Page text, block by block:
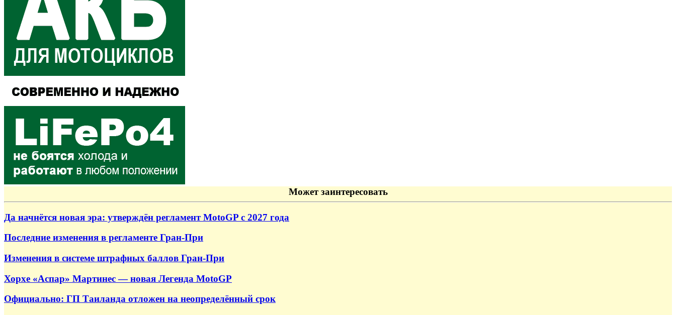
Может заинтересовать
Да начнётся новая эра: утверждён регламент MotoGP с 2027 года
Последние изменения в регламенте Гран-При
Изменения в системе штрафных баллов Гран-При
Хорхе «Аспар» Мартинес — новая Легенда MotoGP
Официально: ГП Таиланда отложен на неопределённый срок